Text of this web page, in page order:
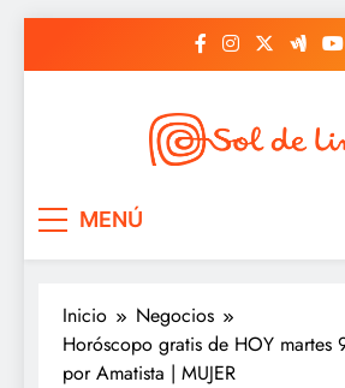
MENÚ
Inicio
Negocios
Horóscopo gratis de HOY martes
por Amatista | MUJER